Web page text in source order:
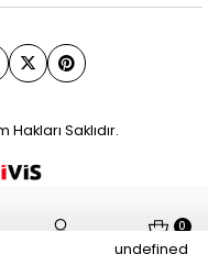
Saklıdır.
Sepetim
0
undefined